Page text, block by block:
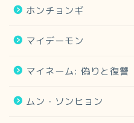
ホンチョンギ
マイデーモン
マイネーム: 偽りと復讐
ムン・ソンヒョン